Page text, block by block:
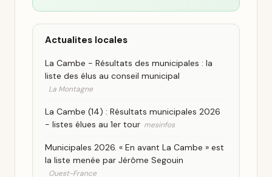
Actualites locales
La Cambe - Résultats des municipales : la
liste des élus au conseil municipal
La Montagne
La Cambe (14) : Résultats municipales 2026
- listes élues au 1er tour mesinfos
Municipales 2026. « En avant La Cambe » est
la liste menée par Jérôme Segouin
Ouest-France